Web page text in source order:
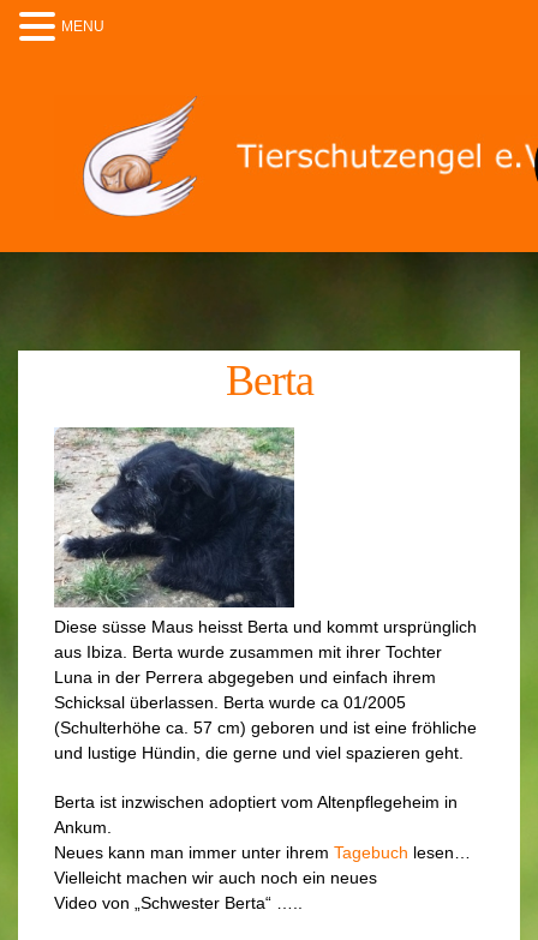
Berta
Diese süsse Maus heisst Berta und kommt ursprünglich
aus Ibiza. Berta wurde zusammen mit ihrer Tochter
Luna in der Perrera abgegeben und einfach ihrem
Schicksal überlassen. Berta wurde ca 01/2005
(Schulterhöhe ca. 57 cm) geboren und ist eine fröhliche
und lustige Hündin, die gerne und viel spazieren geht.
Berta ist inzwischen adoptiert vom Altenpflegeheim in
Ankum.
Neues kann man immer unter ihrem Tagebuch lesen…
Vielleicht machen wir auch noch ein neues
Video von „Schwester Berta“ …..
MENU